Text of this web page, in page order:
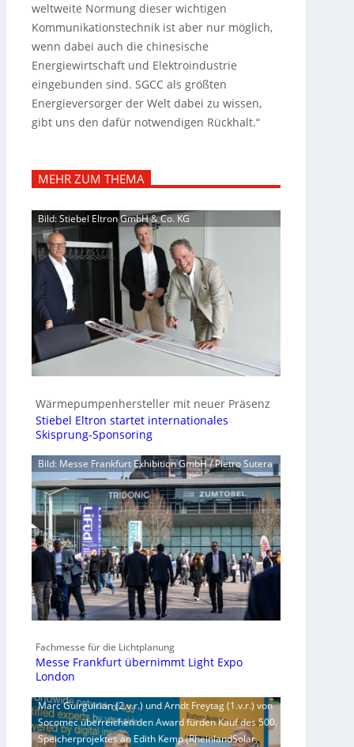
weltweite Normung dieser wichtigen
Kommunikationstechnik ist aber nur möglich,
wenn dabei auch die chinesische
Energiewirtschaft und Elektroindustrie
eingebunden sind. SGCC als größten
Energieversorger der Welt dabei zu wissen,
gibt uns den dafür notwendigen Rückhalt.“
MEHR ZUM THEMA
Bild: Stiebel Eltron GmbH & Co. KG
Wärmepumpenhersteller mit neuer Präsenz
Stiebel Eltron startet internationales
Skisprung-Sponsoring
Bild: Messe Frankfurt Exhibition GmbH / Pietro Sutera
Fachmesse für die Lichtplanung
Messe Frankfurt übernimmt Light Expo
London
Marc Guirguirian (2.v.r.) und Arndt Freytag (1.v.r.) von
Socomec überreichen den Award fürden Kauf des 500.
Speicherprojektes an Edith Kemp (RheinlandSolar,